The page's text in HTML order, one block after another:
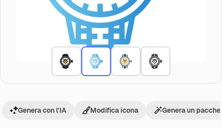
Genera con l'IA Modifica icona Genera un